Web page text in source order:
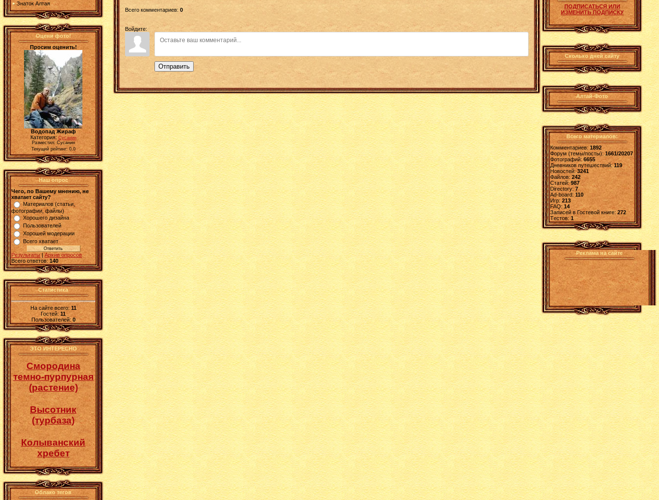
Знаток Алтая
Оцени фото!
Просим оценить!
Водопад Жираф
Категория: Сусанин
Разместил: Сусанин
Текущий рейтинг: 0.0
Наш опрос
Чего, по Вашему мнению, не
хватает сайту?
Материалов (статьи,
фотографии, файлы)
Хорошего дизайна
Пользователей
Хорошей модерации
Всего хватает
Результаты|Архив опросов
Всего ответов: 140
Статистика
На сайте всего:11
Гостей: 11
Пользователей: 0
ЭТО ИНТЕРЕСНО
Смородина
темно-пурпурная
(растение)
Высотник
(турбаза)
Колыванский
хребет
Облако тегов
Всего комментариев: 0
Войдите:
Отправить
ПОДПИСАТЬСЯ ИЛИ
ИЗМЕНИТЬ ПОДПИСКУ
Сколько дней сайту
Алтай-Фото
Всего материалов:
Комментариев: 1892
Форум (темы/посты):1661/20207
Фотографий:6655
Дневников путешествий:119
Новостей:3241
Файлов: 242
Статей:987
Directory: 7
Ad-board:110
Игр: 213
FAQ:14
Записей в Гостевой книге:272
Tестов: 1
Реклама на сайте